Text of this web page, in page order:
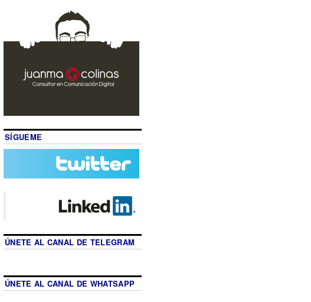
SÍGUEME
ÚNETE AL CANAL DE TELEGRAM
ÚNETE AL CANAL DE WHATSAPP